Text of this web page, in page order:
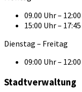
09.00 Uhr –
15:00 Uhr –
Dienstag – Freitag
09:00 Uhr –
Stadtverwaltung